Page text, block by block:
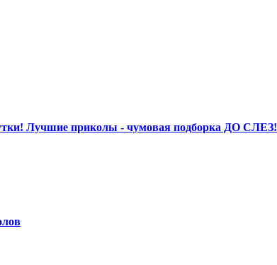
Лучшие приколы - чумовая подборка ДО СЛЕЗ!